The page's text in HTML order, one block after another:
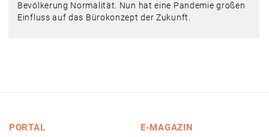
Bevölkerung Normalität. Nun hat eine Pandemie großen
Einfluss auf das Bürokonzept der Zukunft.
PORTAL E-MAGAZIN